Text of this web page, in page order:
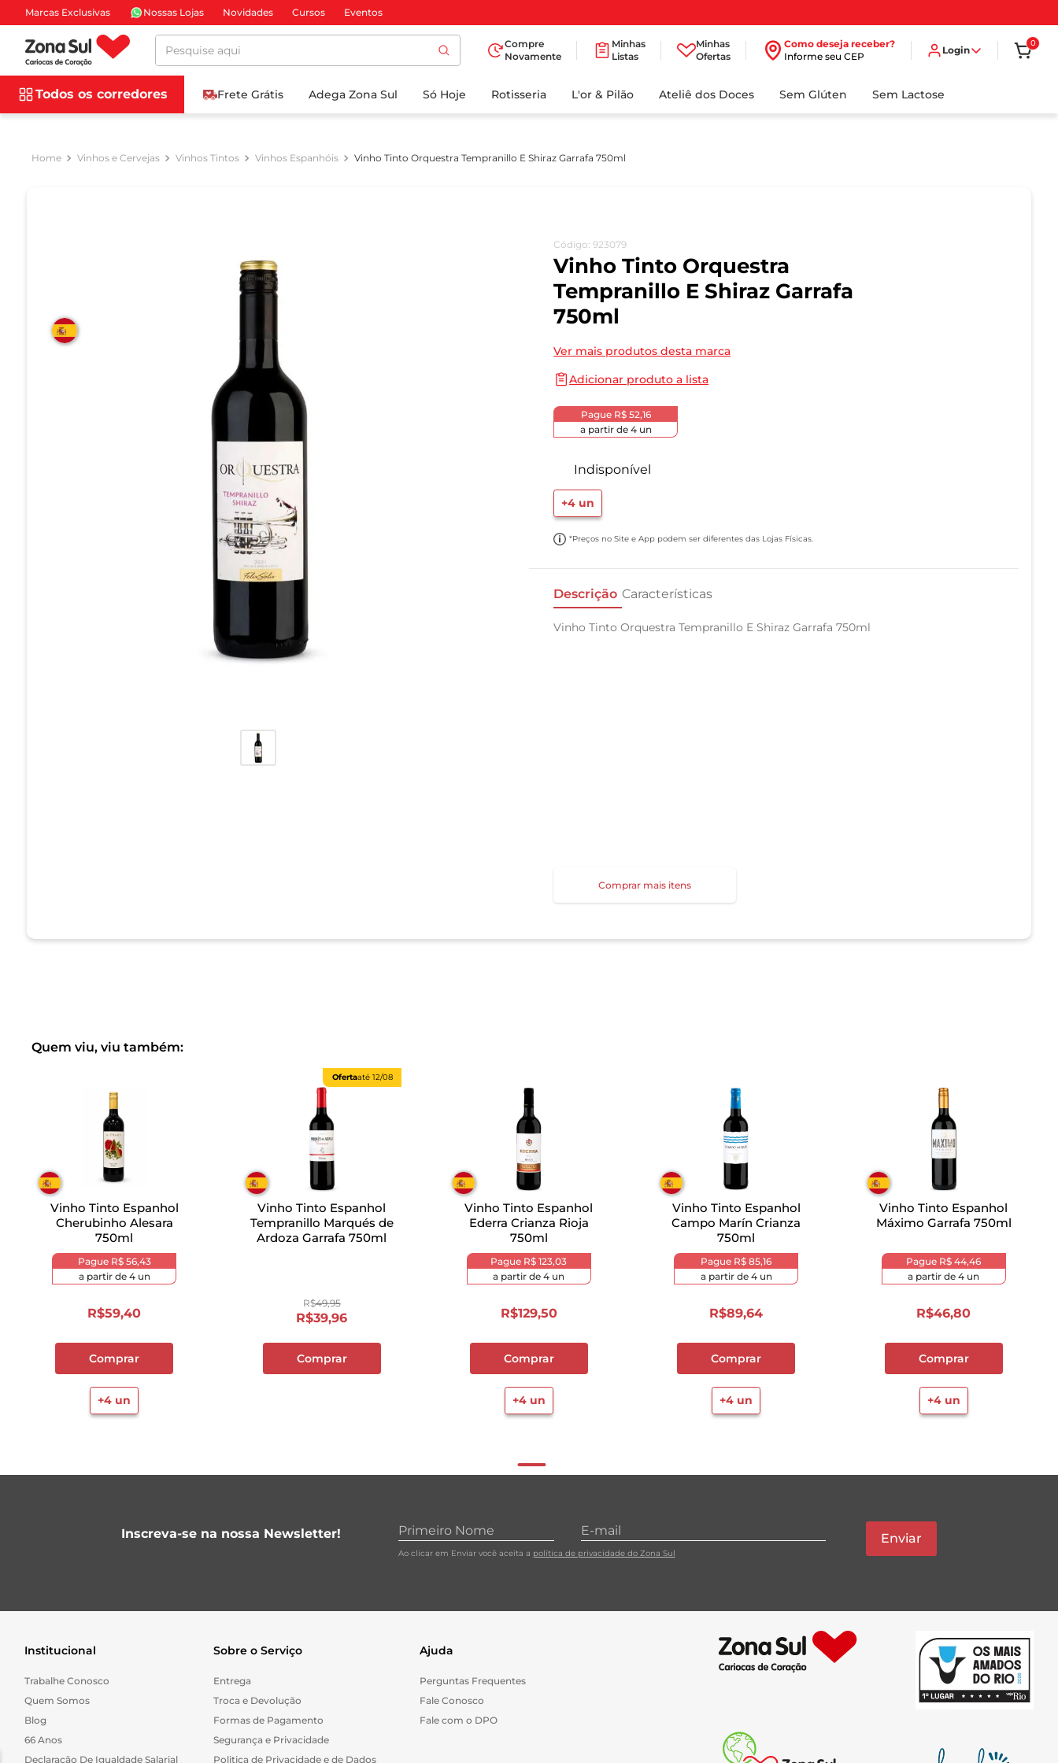
Marcas Exclusivas Nossas Lojas Novidades Cursos Eventos
Pesquise aqui
Compre
Novamente
Minhas
Listas
Minhas
Ofertas
Como deseja receber?
Informe seu CEP
Login
0
Todos os corredores Frete Grátis Adega Zona Sul Só Hoje Rotisseria L'or & Pilão Ateliê dos Doces Sem Glúten Sem Lactose
Vinhos e Cervejas Vinhos Tintos Vinhos Espanhóis Vinho Tinto Orquestra Tempranillo E Shiraz Garrafa 750ml
Código:923079
Vinho Tinto Orquestra
Tempranillo E Shiraz Garrafa
750ml
Ver mais produtos desta marca
Adicionar produto a lista
Pague R$ 52,16
a partir de 4un
Indisponível
+4 un
*Preços no Site e App podem ser diferentes das Lojas Físicas.
Descrição Características
Vinho Tinto Orquestra Tempranillo E Shiraz Garrafa 750ml
Comprar mais itens
Quem viu, viu também:
Vinho Tinto Espanhol
Cherubinho Alesara
750ml
Pague R$ 56,43
a partir de 4un
R$59,40
Comprar
+4 un
Ofertaaté 12/08
Vinho Tinto Espanhol
Tempranillo Marqués de
Ardoza Garrafa 750ml
R$49,95
R$39,96
Comprar
Vinho Tinto Espanhol
Ederra Crianza Rioja
750ml
Pague R$ 123,03
a partir de4 un
R$129,50
Comprar
+4un
Vinho Tinto Espanhol
Campo Marín Crianza
750ml
Pague R$ 85,16
a partir de 4un
R$89,64
Comprar
+4 un
Vinho Tinto Espanhol
Máximo Garrafa 750ml
Pague R$ 44,46
a partir de4 un
R$46,80
Comprar
+4un
Inscreva-se na nossa Newsletter!
Ao clicar em Enviar você aceita a política de privacidade do Zona Sul
Enviar
Institucional
Trabalhe Conosco
Quem Somos
Blog
66 Anos
Declaração De Igualdade Salarial
Sobre o Serviço
Entrega
Troca e Devolução
Formas de Pagamento
Segurança e Privacidade
Politica de Privacidade e de Dados
Ajuda
Perguntas Frequentes
Fale Conosco
Fale com o DPO
BUSCADOS